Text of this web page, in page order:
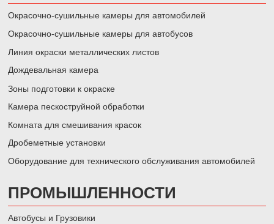
Окрасочно-сушильные камеры для автомобилей
Окрасочно-сушильные камеры для автобусов
Линия окраски металлических листов
Дождевальная камера
Зоны подготовки к окраске
Камера пескоструйной обработки
Комната для смешивания красок
Дробеметные установки
Оборудование для технического обслуживания автомобилей
ПРОМЫШЛЕННОСТИ
Автобусы и Грузовики